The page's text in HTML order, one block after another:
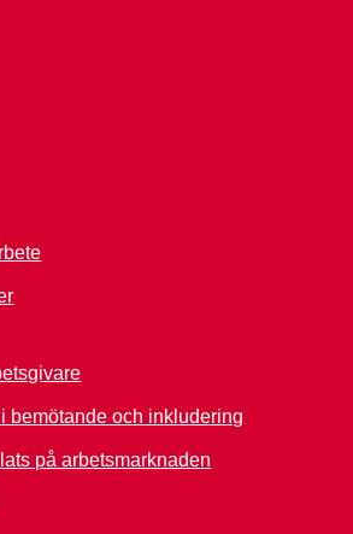
bemötande och inkludering
på arbetsmarknaden